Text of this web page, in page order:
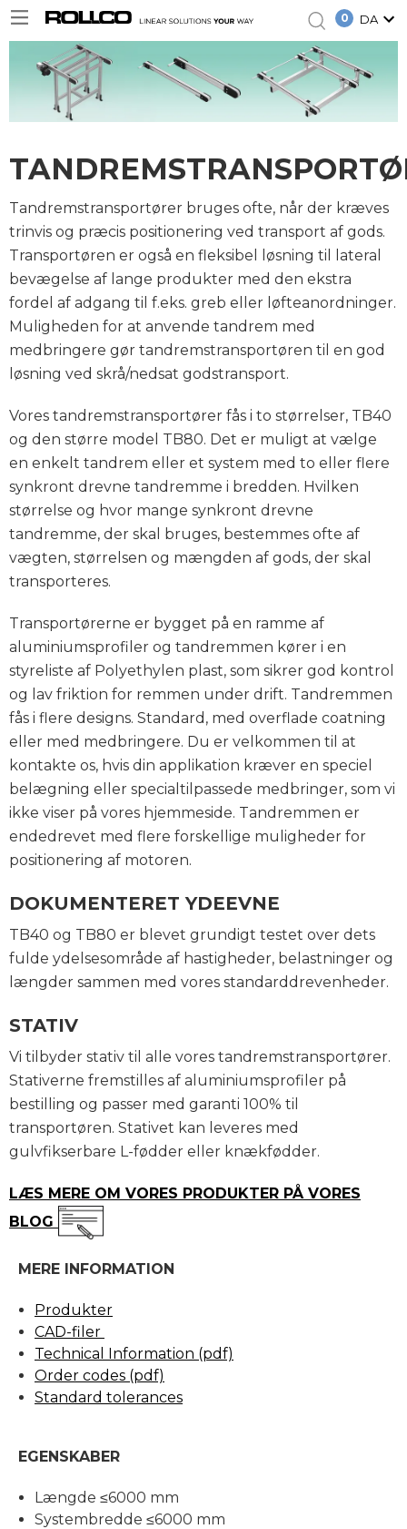
0 DA
Tandremstransportører bruges ofte, når der kræves
trinvis og præcis positionering ved transport af gods.
Transportøren er også en fleksibel løsning til lateral
bevægelse af lange produkter med den ekstra
fordel af adgang til f.eks. greb eller løfteanordninger.
Muligheden for at anvende tandrem med
medbringere gør tandremstransportøren til en god
løsning ved skrå/nedsat godstransport.
Vores tandremstransportører fås i to størrelser, TB40
og den større model TB80. Det er muligt at vælge
en enkelt tandrem eller et system med to eller flere
synkront drevne tandremme i bredden. Hvilken
størrelse og hvor mange synkront drevne
tandremme, der skal bruges, bestemmes ofte af
vægten, størrelsen og mængden af gods, der skal
transporteres.
Transportørerne er bygget på en ramme af
aluminiumsprofiler og tandremmen kører i en
styreliste af Polyethylen plast, som sikrer god kontrol
og lav friktion for remmen under drift. Tandremmen
fås i flere designs. Standard, med overflade coatning
eller med medbringere. Du er velkommen til at
kontakte os, hvis din applikation kræver en speciel
belægning eller specialtilpassede medbringer, som vi
ikke viser på vores hjemmeside. Tandremmen er
endedrevet med flere forskellige muligheder for
positionering af motoren.
DOKUMENTERET YDEEVNE
TB40 og TB80 er blevet grundigt testet over dets
fulde ydelsesområde af hastigheder, belastninger og
længder sammen med vores standarddrevenheder.
STATIV
Vi tilbyder stativ til alle vores tandremstransportører.
Stativerne fremstilles af aluminiumsprofiler på
bestilling og passer med garanti 100% til
transportøren. Stativet kan leveres med
gulvfikserbare L-fødder eller knækfødder.
LÆS MERE OM VORES PRODUKTER PÅ VORES
BLOG
MERE INFORMATION
Produkter
CAD-filer
Technical Information (pdf)
Order codes (pdf)
Standard tolerances
EGENSKABER
Længde ≤6000 mm
Systembredde ≤6000 mm